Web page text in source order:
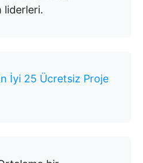
liderleri.
İyi 25 Ücretsiz Proje